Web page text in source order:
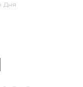
Дня